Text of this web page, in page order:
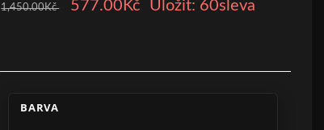
1,450.00Kč 577.00Kč Uložit: 60sleva
BARVA